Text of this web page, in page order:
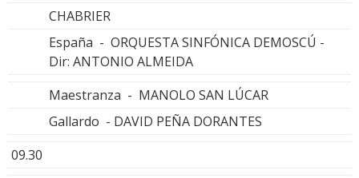
CHABRIER
España - ORQUESTA SINFÓNICA DEMOSCÚ -
Dir: ANTONIO ALMEIDA
Maestranza - MANOLO SAN LÚCAR
Gallardo - DAVID PEÑA DORANTES
09.30